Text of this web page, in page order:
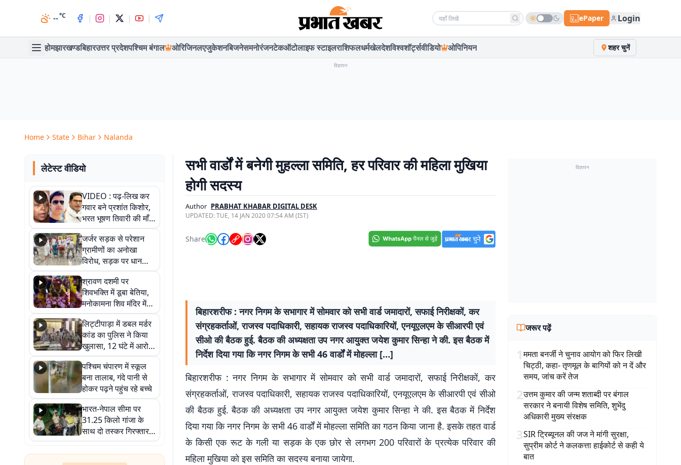
--°C | | | | Search news ePaper Login
होमझारखण्डबिहारउत्तर प्रदेशपश्चिम बंगाल ओरिजिनलएजुकेशनबिजनेसमनोरंजनटेकऑटोलाइफ स्टाइलराशिफलधर्मखेलदेशविश्वशॉर्ट्सवीडियो ओपिनियन शहर चुनें
विज्ञापन
Home State Bihar Nalanda
लेटेस्ट वीडियो
VIDEO : पढ़-लिख कर
गवार बने प्रशांत किशोर,
भरत भूषण तिवारी की माँ ने
कहा नहीं थी उम्मीद, बेटा
था तो किसी को बोलने की
नहीं थी हिम्मत
जर्जर सड़क से परेशान
ग्रामीणों का अनोखा
विरोध, सड़क पर धान
रोपकर और खाद डालकर
जताया आक्रोश
श्रावण दशमी पर
शिवभक्ति में डूबा बेतिया,
मनोकामना शिव मंदिर में
हुआ भव्य श्रृंगार
लिट्टीपाड़ा में डबल मर्डर
कांड का पुलिस ने किया
खुलासा, 12 घंटे में आरोपी
गिरफ्तार
पश्चिम चंपारण में स्कूल
बना तालाब, गंदे पानी से
होकर पढ़ने पहुंच रहे बच्चे
भारत-नेपाल सीमा पर
31.25 किलो गांजा के
साथ दो तस्कर गिरफ्तार,
नेपाली नंबर की बाइक
जब्त
सभी वार्डों में बनेगी मुहल्ला समिति, हर परिवार की महिला मुखिया
होगी सदस्य
Author PRABHAT KHABAR DIGITAL DESK
UPDATED:TUE, 14 JAN 2020 07:54 AM (IST)
Share
बिहारशरीफ : नगर निगम के सभागार में सोमवार को सभी वार्ड जमादारों, सफाई निरीक्षकों, कर
संग्रहकर्ताओं, राजस्व पदाधिकारी, सहायक राजस्व पदाधिकारियों, एनयूएलएम के सीआरपी एवं
सीओ की बैठक हुई. बैठक की अध्यक्षता उप नगर आयुक्त जयेश कुमार सिन्हा ने की. इस बैठक में
निर्देश दिया गया कि नगर निगम के सभी 46 वार्डों में मोहल्ला […]
बिहारशरीफ : नगर निगम के सभागार में सोमवार को सभी वार्ड जमादारों, सफाई निरीक्षकों, कर
संग्रहकर्ताओं, राजस्व पदाधिकारी, सहायक राजस्व पदाधिकारियों, एनयूएलएम के सीआरपी एवं सीओ
की बैठक हुई. बैठक की अध्यक्षता उप नगर आयुक्त जयेश कुमार सिन्हा ने की. इस बैठक में निर्देश
दिया गया कि नगर निगम के सभी 46 वार्डों में मोहल्ला समिति का गठन किया जाना है. इसके तहत वार्ड
के किसी एक रूट के गली या सड़क के एक छोर से लगभग 200 परिवारों के प्रत्येक परिवार की
महिला मुखिया को इस समिति का सदस्य बनाया जायेगा.
विज्ञापन
जरूर पढ़ें
1ममता बनर्जी ने चुनाव आयोग को फिर लिखी
चिट्ठी, कहा- तृणमूल के बागियों को न दें और
समय, जांच करें तेज
2उत्तम कुमार की जन्म शताब्दी पर बंगाल
सरकार ने बनायी विशेष समिति, शुभेंदु
अधिकारी मुख्य संरक्षक
3SIR ट्रिब्यूनल की जज ने मांगी सुरक्षा,
सुप्रीम कोर्ट ने कलकत्ता हाईकोर्ट से कही ये
बात